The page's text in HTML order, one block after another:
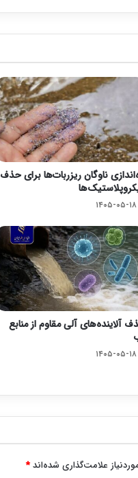
ناوگان ریزربات‌ها برای حذف
۱۴۰۵-۰۵-۱۸
آلاینده‌های آلی مقاوم از منابع
۱۴۰۵-۰۵-۱۸
علامت‌گذاری شده‌اند*